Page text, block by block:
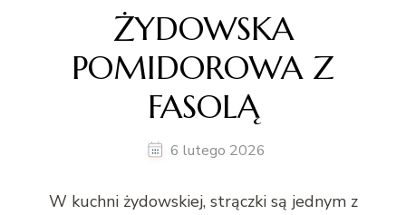
ŻYDOWSKA
POMIDOROWA Z
FASOLĄ
6 lutego 2026
W kuchni żydowskiej, strączki są jednym z